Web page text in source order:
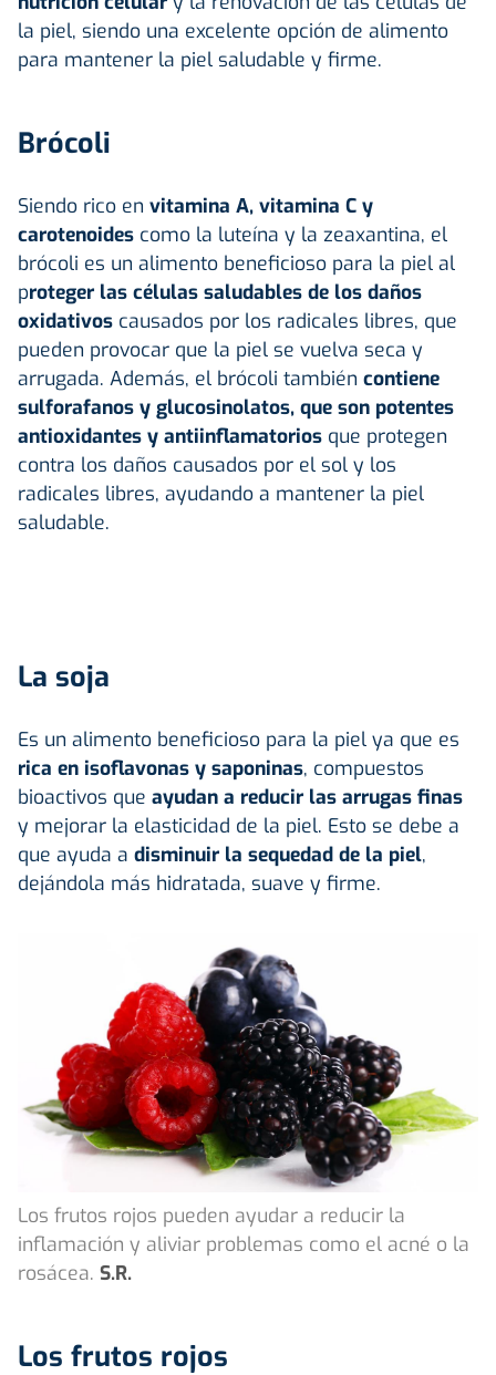
la piel, siendo una excelente opción de alimento
para mantener la piel saludable y firme.
Brócoli
Siendo rico en vitamina A, vitamina C y
carotenoides como la luteína y la zeaxantina, el
brócoli es un alimento beneficioso para la piel al
proteger las células saludables de los daños
oxidativos causados por los radicales libres, que
pueden provocar que la piel se vuelva seca y
arrugada. Además, el brócoli también contiene
sulforafanos y glucosinolatos, que son potentes
antioxidantes y antiinflamatorios que protegen
contra los daños causados por el sol y los
radicales libres, ayudando a mantener la piel
saludable.
La soja
Es un alimento beneficioso para la piel ya que es
rica en isoflavonas y saponinas, compuestos
bioactivos que ayudan a reducir las arrugas finas
y mejorar la elasticidad de la piel. Esto se debe a
que ayuda a disminuir la sequedad de la piel,
dejándola más hidratada, suave y firme.
Los frutos rojos pueden ayudar a reducir la
inflamación y aliviar problemas como el acné o la
rosácea. S.R.
Los frutos rojos